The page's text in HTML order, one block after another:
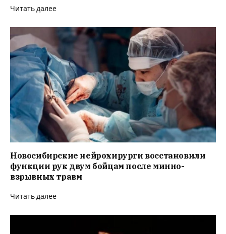
Читать далее
Новосибирские нейрохирурги восстановили
функции рук двум бойцам после минно-
взрывных травм
Читать далее